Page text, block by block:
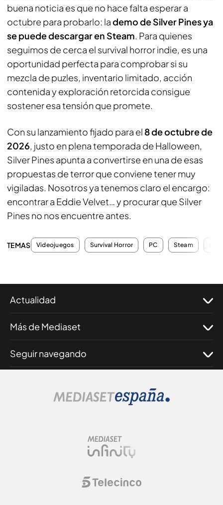
buena noticia es que no hace falta esperar a
octubre para probarlo: lademo de Silver Pines ya
se puede descargar en Steam. Para quienes
seguimos de cerca el survival horror indie, es una
oportunidad perfecta para comprobar si su
mezcla de puzles, inventario limitado, acción
contenida y exploración retorcida consigue
sostener esa tensión que promete.
Con su lanzamiento fijado para el 8 de octubre de
2026, justo en plena temporada de Halloween,
Silver Pines apunta a convertirse en una de esas
propuestas de terror que conviene tener muy
vigiladas. Nosotros ya tenemos claro el encargo:
encontrar a Eddie Velvet… y procurar que Silver
Pines no nos encuentre antes.
TEMAS Videojuegos Survival Horror PC Steam
Actualidad
Más de Mediaset
Seguir navegando